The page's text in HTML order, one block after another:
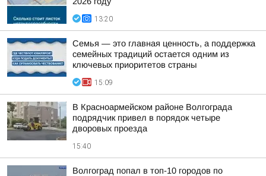
13:20
Семья — это главная ценность, а поддержка
семейных традиций остается одним из
ключевых приоритетов страны
15:09
В Красноармейском районе Волгограда
подрядчик привел в порядок четыре
дворовых проезда
15:40
Волгоград попал в топ-10 городов по